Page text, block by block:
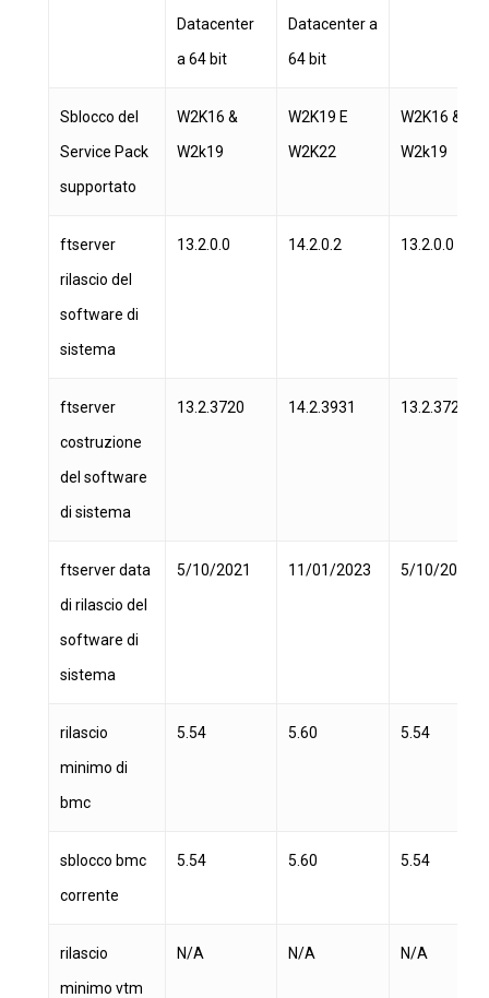
Datacenter
a 64 bit
Datacenter a
64 bit
Sblocco del
Service Pack
supportato
W2K16 &
W2k19
W2K19 E
W2K22
W2K16 &
W2k19
ftserver
rilascio del
software di
sistema
13.2.0.0 14.2.0.2 13.2.0.0
ftserver
costruzione
del software
di sistema
13.2.3720 14.2.3931 13.2.3720
ftserver data
di rilascio del
software di
sistema
5/10/2021 11/01/2023 5/10/2021
rilascio
minimo di
bmc
5.54 5.60 5.54
sblocco bmc
corrente
5.54 5.60 5.54
rilascio
minimo vtm
N/A N/A N/A